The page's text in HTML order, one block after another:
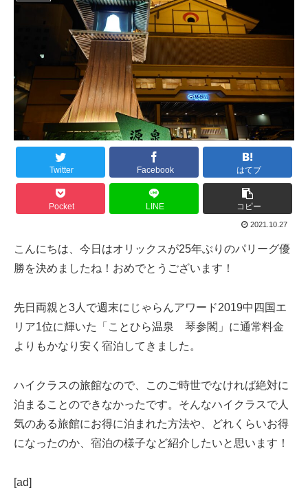
Twitter Facebook はてブ
Pocket LINE コピー
2021.10.27
こんにちは、今日はオリックスが25年ぶりのパリーグ優
勝を決めましたね！おめでとうございます！
先日両親と3人で週末にじゃらんアワード2019中四国エ
リア1位に輝いた「ことひら温泉 琴参閣」に通常料金
よりもかなり安く宿泊してきました。
ハイクラスの旅館なので、このご時世でなければ絶対に
泊まることのできなかったです。そんなハイクラスで人
気のある旅館にお得に泊まれた方法や、どれくらいお得
になったのか、宿泊の様子など紹介したいと思います！
[ad]